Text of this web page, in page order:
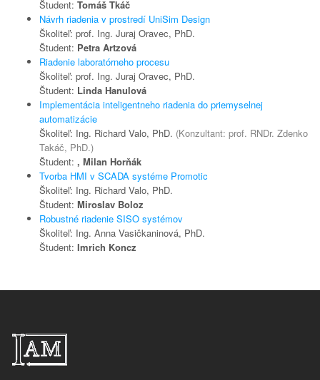
Študent: Tomáš Tkáč
Návrh riadenia v prostredí UniSim Design
Školiteľ: prof. Ing. Juraj Oravec, PhD.
Študent: Petra Artzová
Riadenie laboratórneho procesu
Školiteľ: prof. Ing. Juraj Oravec, PhD.
Študent: Linda Hanulová
Implementácia inteligentneho riadenia do priemyselnej
automatizácie
Školiteľ: Ing. Richard Valo, PhD. (Konzultant: prof. RNDr. Zdenko
Takáč, PhD.)
Študent: , Milan Horňák
Tvorba HMI v SCADA systéme Promotic
Školiteľ: Ing. Richard Valo, PhD.
Študent: Miroslav Boloz
Robustné riadenie SISO systémov
Školiteľ: Ing. Anna Vasičkaninová, PhD.
Študent: Imrich Koncz